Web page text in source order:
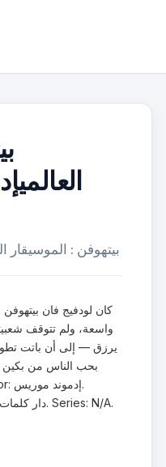
بيتهوفن : الموسيقار
واسعة، ولم تتوقف
يرزق — إلى أن باتت
بحب الناس من